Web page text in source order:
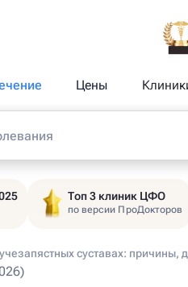
Цены
Топ 3 клиник ЦФО
по версии ПроДокторов
суставах: причины,